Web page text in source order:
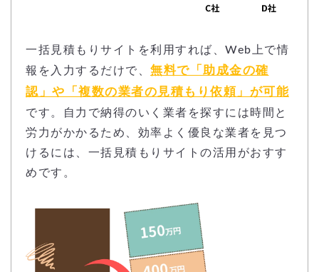
一括見積もりサイトを利用すれば、Web上で情
報を入力するだけで、 無料で「助成金の確
認」や「複数の業者の見積もり依頼」が可能
です。自力で納得のいく業者を探すには時間と
労力がかかるため、効率よく優良な業者を見つ
けるには、一括見積もりサイトの活用がおすす
めです。